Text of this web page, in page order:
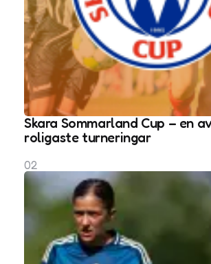
Skara Sommarland Cup – en
roligaste turneringar
02